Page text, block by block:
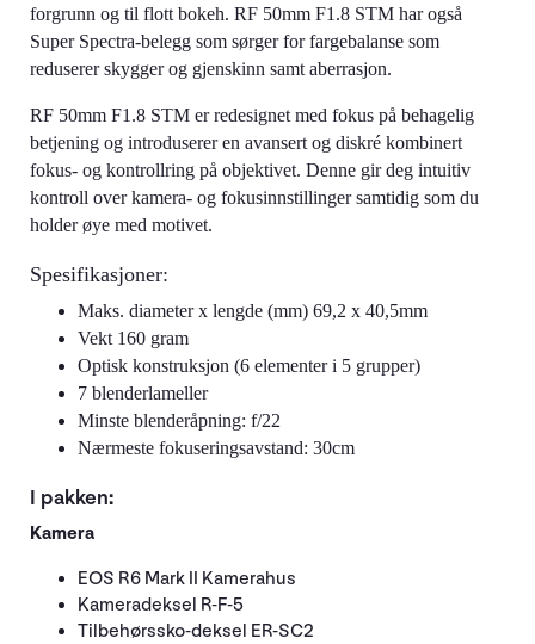
forgrunn og til flott bokeh. RF 50mm F1.8 STM har også
Super Spectra-belegg som sørger for fargebalanse som
reduserer skygger og gjenskinn samt aberrasjon.
RF 50mm F1.8 STM er redesignet med fokus på behagelig
betjening og introduserer en avansert og diskré kombinert
fokus- og kontrollring på objektivet. Denne gir deg intuitiv
kontroll over kamera- og fokusinnstillinger samtidig som du
holder øye med motivet.
Spesifikasjoner:
Maks. diameter x lengde (mm) 69,2 x 40,5mm
Vekt 160 gram
Optisk konstruksjon (6 elementer i 5 grupper)
7 blenderlameller
Minste blenderåpning: f/22
Nærmeste fokuseringsavstand: 30cm
I pakken:
Kamera
EOS R6 Mark II Kamerahus
Kameradeksel R-F-5
Tilbehørssko-deksel ER-SC2